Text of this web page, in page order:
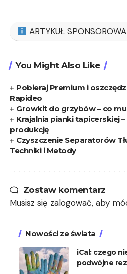
ARTYKUŁ
You Might Also Like
Pobieraj Premium i
Rapideo
Growkit do grzybów – co
Krajalnia pianki tapicerskiej
produkcję
Czyszczenie Separatorów
Techniki i Metody
Zostaw komentarz
Musisz się zalogować, aby
Nowości ze świata
iCal: czego
podwójne